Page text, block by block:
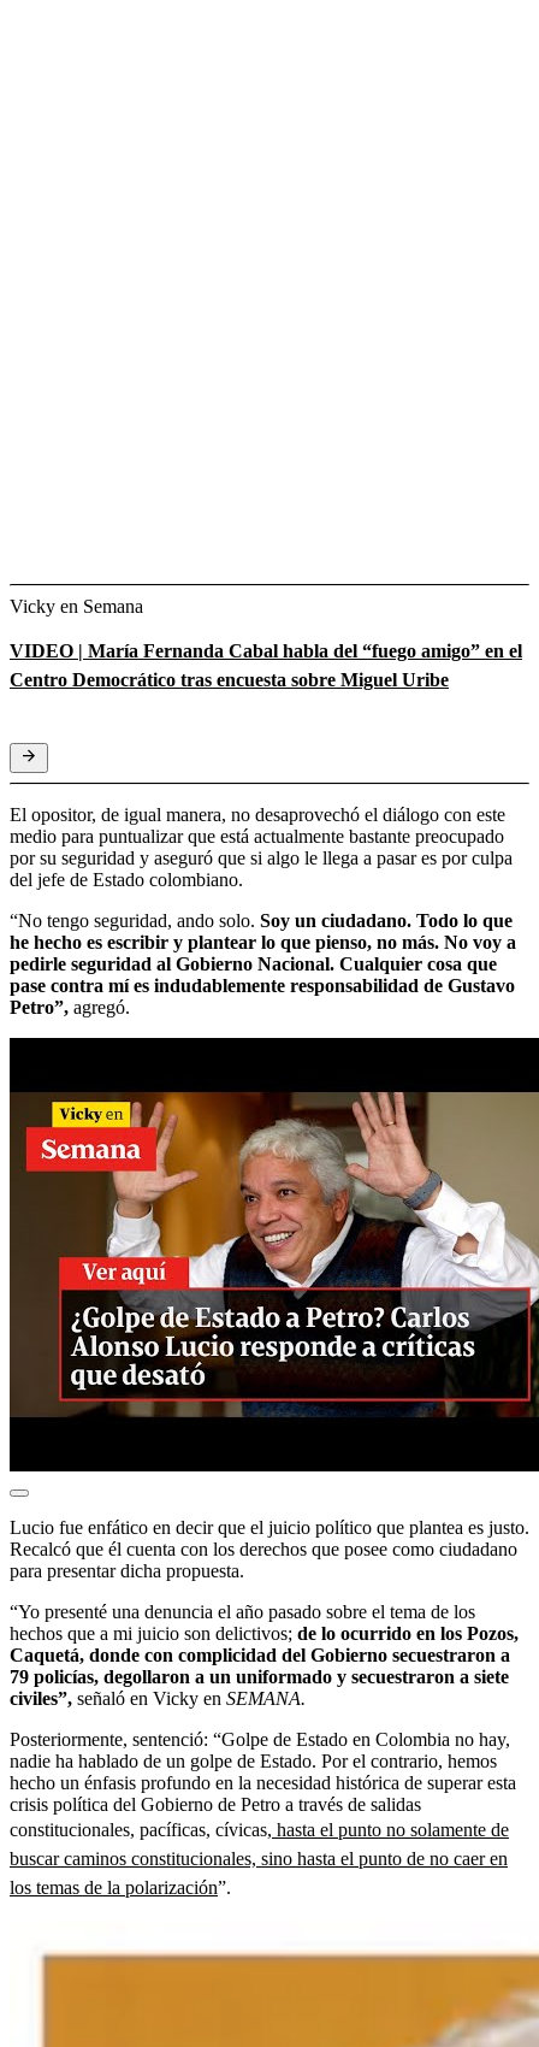
Vicky en Semana
VIDEO | María Fernanda Cabal habla del “fuego amigo” en el
Centro Democrático tras encuesta sobre Miguel Uribe
El opositor, de igual manera, no desaprovechó el diálogo con este
medio para puntualizar que está actualmente bastante preocupado
por su seguridad y aseguró que si algo le llega a pasar es por culpa
del jefe de Estado colombiano.
“No tengo seguridad, ando solo. Soy un ciudadano. Todo lo que
he hecho es escribir y plantear lo que pienso, no más. No voy a
pedirle seguridad al Gobierno Nacional. Cualquier cosa que
pase contra mí es indudablemente responsabilidad de Gustavo
Petro”, agregó.
Lucio fue enfático en decir que el juicio político que plantea es justo.
Recalcó que él cuenta con los derechos que posee como ciudadano
para presentar dicha propuesta.
“Yo presenté una denuncia el año pasado sobre el tema de los
hechos que a mi juicio son delictivos; de lo ocurrido en los Pozos,
Caquetá, donde con complicidad del Gobierno secuestraron a
79 policías, degollaron a un uniformado y secuestraron a siete
civiles”, señaló en Vicky en SEMANA.
Posteriormente, sentenció: “Golpe de Estado en Colombia no hay,
nadie ha hablado de un golpe de Estado. Por el contrario, hemos
hecho un énfasis profundo en la necesidad histórica de superar esta
crisis política del Gobierno de Petro a través de salidas
constitucionales, pacíficas, cívicas, hasta el punto no solamente de
buscar caminos constitucionales, sino hasta el punto de no caer en
los temas de la polarización”.